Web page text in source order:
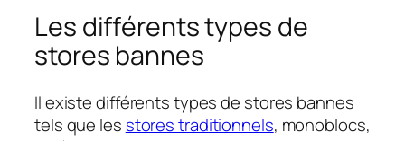
Les différents types de
stores bannes
Il existe différents types de stores bannes
tels que les stores traditionnels, monoblocs,